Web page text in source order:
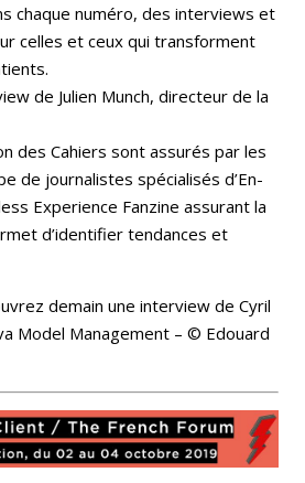
chaque numéro, des interviews et
celles et ceux qui transforment
de Julien Munch, directeur de la
des Cahiers sont assurés par les
de journalistes spécialisés d’En-
Experience Fanzine assurant la
d’identifier tendances et
demain une interview de Cyril
Model Management – © Edouard